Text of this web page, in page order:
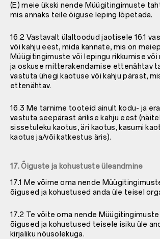
(E) meie ükski nende Müügitingimuste
mis annaks teile õiguse leping lõpetada.
16.2 Vastavalt ülaltoodud jaotisele 16.1
või kahju eest, mida kannate, mis on
Müügitingimuste või lepingu rikkumise
ja oskuse mitterakendamise ettenähtav
vastuta ühegi kaotuse või kahju pärast,
ettenähtav.
16.3 Me tarnime tooteid ainult kodu- ja
vastuta seepärast ärilise kahju eest
sissetuleku kaotus, äri kaotus, kasumi
kaotus ja/või katkestus äris).
17. Õiguste ja kohustuste üleandmine
17.1 Me võime oma nende
õigused ja kohustused anda üle teisel
17.2 Te võite oma nende
õigused ja kohustused teisele isiku üle
kirjaliku nõusolekuga.